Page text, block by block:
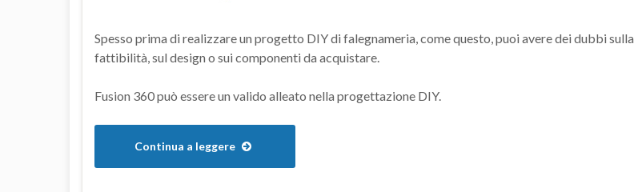
Spesso prima di realizzare un progetto DIY di falegnameria, come questo, puoi avere dei dubbi sulla
fattibilità, sul design o sui componenti da acquistare.
Fusion 360 può essere un valido alleato nella progettazione DIY.
Continua a leggere